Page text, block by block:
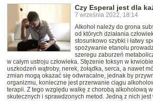
Czy Esperal jest dla
7 września 2022, 18:14
Alkohol należy do grona
od których działania
stosunkowo szybki i łatwy
spożywanie etanolu
szeregu zaburzeń
w całym ustroju człowieka. Stężenie toksyn w
uszkodzeń wątroby, nerek, żołądka, serca, a nawet
zmian mogą okazać się odwracalne, jednak by
organizmu, konieczne jest przerwanie ciągu
terapii. Z tego względu walkę z chorobą alkoholową
skutecznych i sprawdzonych metod. Jedną z nich jest